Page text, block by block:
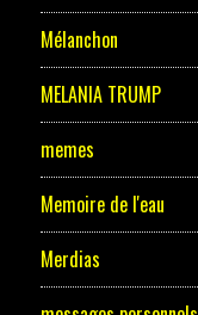
Mélanchon
MELANIA TRUMP
memes
Memoire de l'eau
Merdias